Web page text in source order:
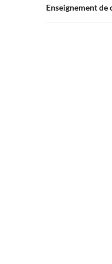
Enseignement de